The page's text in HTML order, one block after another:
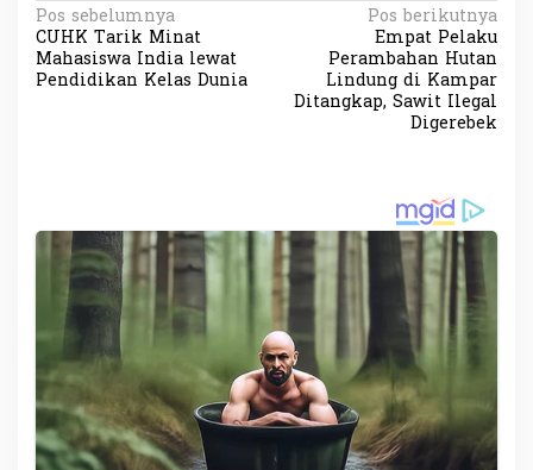
N
a
v
s
i
o
s
Pos sebelumnya
CUHK Tarik Minat
Mahasiswa India lewat
Pendidikan Kelas Dunia
Pos berikutnya
Empat Pelaku
Perambahan Hutan
Lindung di Kampar
Ditangkap, Sawit Ilegal
Digerebek